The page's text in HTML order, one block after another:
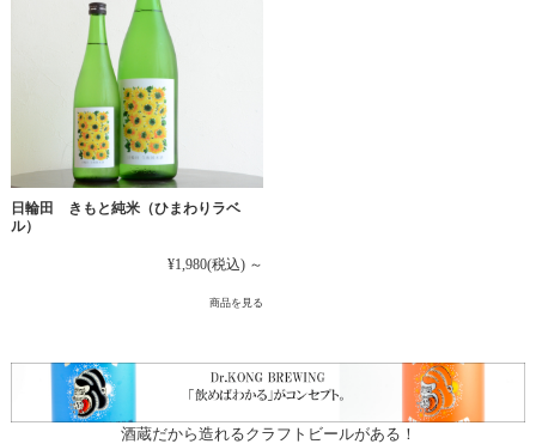
日輪田 きもと純米（ひまわりラベ
ル）
¥1,980(税込) ～
商品を見る
酒蔵だから造れるクラフトビールがある！